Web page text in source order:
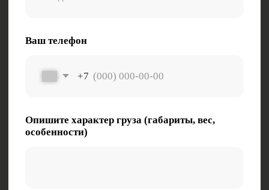
8 (800) 511-01-70
Политика в отношении обработки
персональных данных
630087, Новосибирская область, г. Новосибирск,
ул. Новогодняя, д. 24/1